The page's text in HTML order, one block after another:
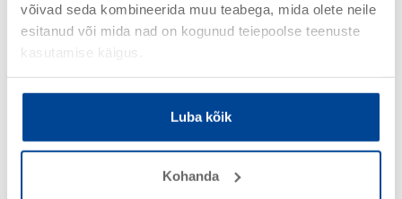
võivad seda kombineerida muu teabega, mida olete neile
esitanud või mida nad on kogunud teiepoolse teenuste
kasutamise käigus.
Luba kõik
Kohanda
omadused
omaduste poolest:
need sisaldavad väga vähesel määral lahustit ja on